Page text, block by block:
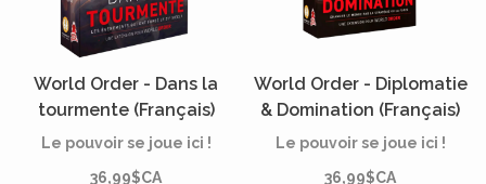
World Order - Dans la
tourmente (Français)
Le pouvoir se joue ici !
36,99$CA
World Order - Diplomatie
& Domination (Français)
Le pouvoir se joue ici !
36,99$CA